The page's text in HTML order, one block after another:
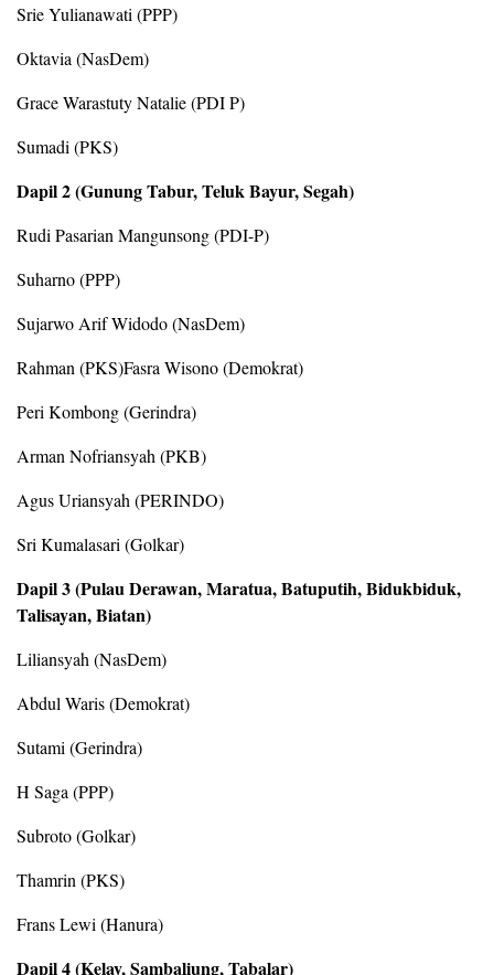
Srie Yulianawati (PPP)
Oktavia (NasDem)
Grace Warastuty Natalie (PDI P)
Sumadi (PKS)
Dapil 2 (Gunung Tabur, Teluk Bayur, Segah)
Rudi Pasarian Mangunsong (PDI-P)
Suharno (PPP)
Sujarwo Arif Widodo (NasDem)
Rahman (PKS)Fasra Wisono (Demokrat)
Peri Kombong (Gerindra)
Arman Nofriansyah (PKB)
Agus Uriansyah (PERINDO)
Sri Kumalasari (Golkar)
Dapil 3 (Pulau Derawan, Maratua, Batuputih, Bidukbiduk,
Talisayan, Biatan)
Liliansyah (NasDem)
Abdul Waris (Demokrat)
Sutami (Gerindra)
H Saga (PPP)
Subroto (Golkar)
Thamrin (PKS)
Frans Lewi (Hanura)
Dapil 4 (Kelay, Sambaliung, Tabalar)